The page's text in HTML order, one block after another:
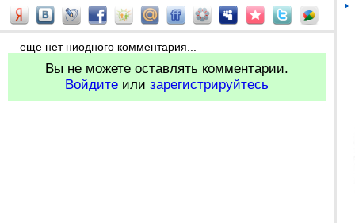
еще нет ниодного комментария...
Вы не можете оставлять комментарии.
Войдите илизарегистрируйтесь